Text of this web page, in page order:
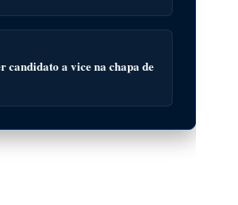
candidato a vice na chapa de